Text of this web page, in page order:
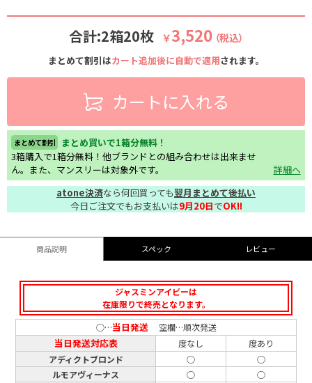
合計:2箱20枚 ￥3,520 （税込）
まとめて割引はカート追加後に自動で適用されます。
カートに入れる
まとめて割引
まとめ買いで1箱分無料！
3箱購入で1箱分無料！他ブランドとの組み合わせは出来ませ
ん。また、マンスリーは対象外です。
詳細へ
atone決済なら何回買っても翌月まとめて後払い
今日ご注文でもお支払いは9月20日でOK!!
商品説明 スペック レビュー
ジャスミンアイビーは
在庫限りで終売となります。
○…当日発送 空欄…順次発送
当日発送対応表 度なし
度あり
アディクトブロンド
○
○
ルモアヴィーナス
○ ○